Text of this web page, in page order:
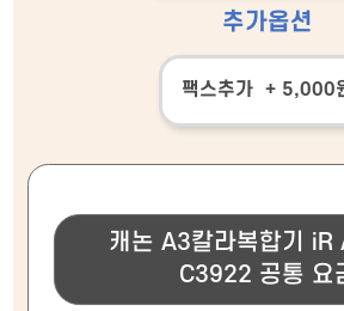
추가옵션
팩스추가 + 5,000
캐논 A3칼라복합기 iR
C3922 공통 요